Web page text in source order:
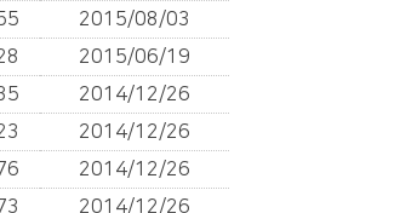
2015/08/03
2015/06/19
2014/12/26
2014/12/26
2014/12/26
2014/12/26